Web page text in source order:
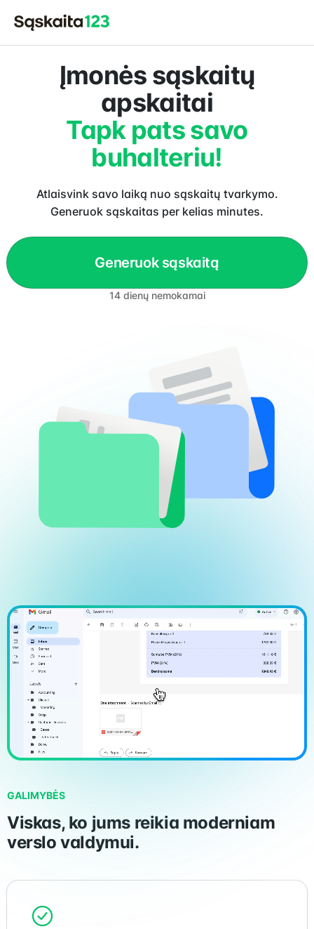
Įmonės sąskaitų
apskaitai
Tapk pats savo
buhalteriu!
Atlaisvink savo laiką nuo sąskaitų tvarkymo.
Generuok sąskaitas per kelias minutes.
Generuok sąskaitą
14 dienų nemokamai
GALIMYBĖS
Viskas, ko jums reikia moderniam
verslo valdymui.